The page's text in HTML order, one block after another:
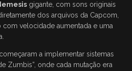
gigante, com sons originais
dos arquivos da Capcom,
velocidade aumentada e uma
a implementar sistemas
Zumbis”, onde cada mutação era